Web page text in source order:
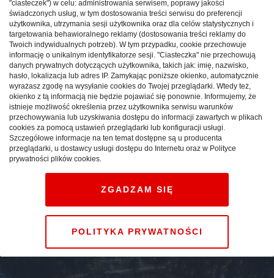
Góry Opawskie i tradycyjna
kuchnia opawska – żywe
dziedzictwo kulturowe
ZAGRANICA atrakcje 08.01.2025
"ciasteczek") w celu: administrowania serwisem, poprawy jakości
świadczonych usług, w tym dostosowania treści serwisu do preferencji
użytkownika, utrzymania sesji użytkownika oraz dla celów statystycznych i
targetowania behawioralnego reklamy (dostosowania treści reklamy do
Twoich indywidualnych potrzeb). W tym przypadku, cookie przechowuje
informację o unikalnym identyfikatorze sesji. "Ciasteczka" nie przechowują
danych prywatnych dotyczących użytkownika, takich jak: imię, nazwisko,
hasło, lokalizacja lub adres IP. Zamykając poniższe okienko, automatycznie
wyrażasz zgodę na wysyłanie cookies do Twojej przeglądarki. Wtedy też,
okienko z tą informacją nie będzie pojawiać się ponownie. Informujemy, że
istnieje możliwość określenia przez użytkownika serwisu warunków
przechowywania lub uzyskiwania dostępu do informacji zawartych w plikach
cookies za pomocą ustawień przeglądarki lub konfiguracji usługi.
Szczegółowe informacje na ten temat dostępne są u producenta
przeglądarki, u dostawcy usługi dostępu do Internetu oraz w Polityce
prywatności plików cookies.
POLITYKA PRYWATNOŚCI
ZGADZAM SIĘ